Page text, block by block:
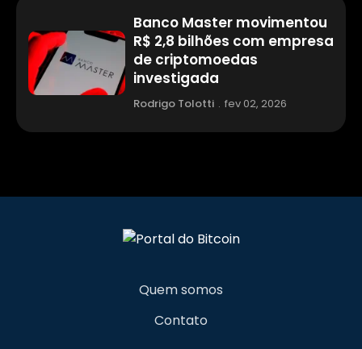
Banco Master movimentou
R$ 2,8 bilhões com empresa
de criptomoedas
investigada
Rodrigo Tolotti . fev 02, 2026
Quem somos
Contato